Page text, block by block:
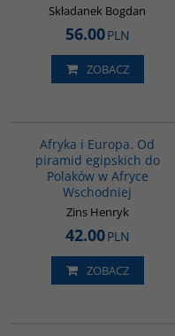
Składanek Bogdan
56.00PLN
ZOBACZ
Afryka i Europa. Od
piramid egipskich do
Polaków w Afryce
Wschodniej
Zins Henryk
42.00PLN
ZOBACZ